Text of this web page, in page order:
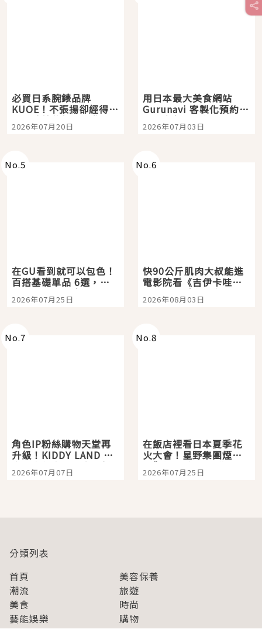
必買日系腕錶品牌
KUOE！不張揚卻經得起
時間洗鍊的經典之作五
選
2026年07月20日
用日本最大美食網站
Gurunavi 客製化預約九
大都市餐廳，打造專屬
美食體驗！
2026年07月03日
No.5
在GU看到就可以包色！
百搭基礎單品 6選，閉
眼全收也不心疼
2026年07月25日
No.6
快90公斤肌肉大叔能進
電影院看《吉伊卡哇》
嗎？日本重金屬樂團
「打首」會長與nagano
2026年08月03日
No.7
角色IP粉絲購物天堂再
升級！KIDDY LAND 原
宿店吉伊卡哇迎客，新
開幕 OMOKADO 店3分
2026年07月07日
No.8
在飯店裡看日本夏季花
火大會！星野集團煙火
景觀飯店6選，讓你不用
人擠人悠閒欣賞
2026年07月25日
分類列表
首頁
美容保養
潮流
旅遊
美食
時尚
藝能娛樂
購物